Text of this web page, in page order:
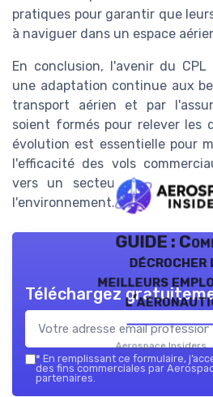
pratiques pour garantir que
à naviguer dans un espace
En conclusion, l'avenir du
une adaptation continue aux
transport aérien et par
soient formés pour relever les
évolution est essentielle pour
l'efficacité des vols
vers un secteur plus
l'environnement.
GUIDE :
décrocher
meilleurs
Aerospace Insiders
Téléchargez
* En remplissant ce formulaire,
des fins commerciales par
partenaires.